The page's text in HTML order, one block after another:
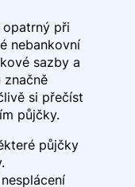
opatrný při
nebankovní
sazby a
si přečíst
půjčky.
půjčky